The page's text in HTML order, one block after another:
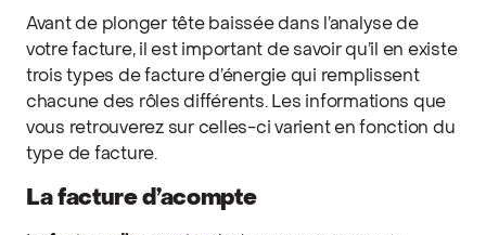
Avant de plonger tête baissée dans l’analyse de
votre facture, il est important de savoir qu’il en existe
trois types de facture d’énergie qui remplissent
chacune des rôles différents. Les informations que
vous retrouverez sur celles-ci varient en fonction du
type de facture.
La facture d’acompte